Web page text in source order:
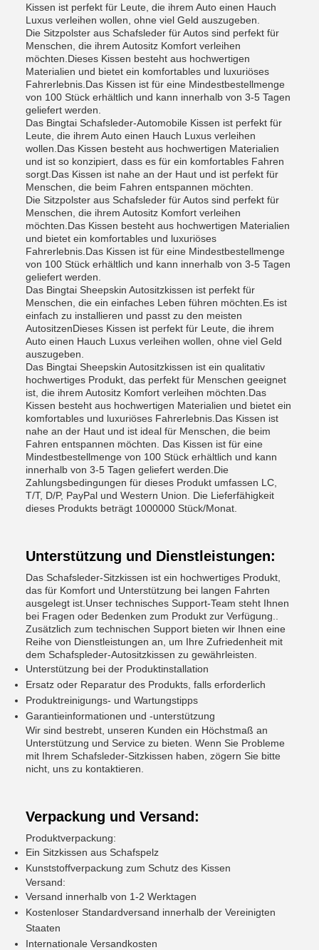
Kissen ist perfekt für Leute, die ihrem Auto einen Hauch
Luxus verleihen wollen, ohne viel Geld auszugeben.
Die Sitzpolster aus Schafsleder für Autos sind perfekt für
Menschen, die ihrem Autositz Komfort verleihen
möchten.Dieses Kissen besteht aus hochwertigen
Materialien und bietet ein komfortables und luxuriöses
Fahrerlebnis.Das Kissen ist für eine Mindestbestellmenge
von 100 Stück erhältlich und kann innerhalb von 3-5 Tagen
geliefert werden.
Das Bingtai Schafsleder-Automobile Kissen ist perfekt für
Leute, die ihrem Auto einen Hauch Luxus verleihen
wollen.Das Kissen besteht aus hochwertigen Materialien
und ist so konzipiert, dass es für ein komfortables Fahren
sorgt.Das Kissen ist nahe an der Haut und ist perfekt für
Menschen, die beim Fahren entspannen möchten.
Die Sitzpolster aus Schafsleder für Autos sind perfekt für
Menschen, die ihrem Autositz Komfort verleihen
möchten.Das Kissen besteht aus hochwertigen Materialien
und bietet ein komfortables und luxuriöses
Fahrerlebnis.Das Kissen ist für eine Mindestbestellmenge
von 100 Stück erhältlich und kann innerhalb von 3-5 Tagen
geliefert werden.
Das Bingtai Sheepskin Autositzkissen ist perfekt für
Menschen, die ein einfaches Leben führen möchten.Es ist
einfach zu installieren und passt zu den meisten
AutositzenDieses Kissen ist perfekt für Leute, die ihrem
Auto einen Hauch Luxus verleihen wollen, ohne viel Geld
auszugeben.
Das Bingtai Sheepskin Autositzkissen ist ein qualitativ
hochwertiges Produkt, das perfekt für Menschen geeignet
ist, die ihrem Autositz Komfort verleihen möchten.Das
Kissen besteht aus hochwertigen Materialien und bietet ein
komfortables und luxuriöses Fahrerlebnis.Das Kissen ist
nahe an der Haut und ist ideal für Menschen, die beim
Fahren entspannen möchten. Das Kissen ist für eine
Mindestbestellmenge von 100 Stück erhältlich und kann
innerhalb von 3-5 Tagen geliefert werden.Die
Zahlungsbedingungen für dieses Produkt umfassen LC,
T/T, D/P, PayPal und Western Union. Die Lieferfähigkeit
dieses Produkts beträgt 1000000 Stück/Monat.
Unterstützung und Dienstleistungen:
Das Schafsleder-Sitzkissen ist ein hochwertiges Produkt,
das für Komfort und Unterstützung bei langen Fahrten
ausgelegt ist.Unser technisches Support-Team steht Ihnen
bei Fragen oder Bedenken zum Produkt zur Verfügung..
Zusätzlich zum technischen Support bieten wir Ihnen eine
Reihe von Dienstleistungen an, um Ihre Zufriedenheit mit
dem Schafspleder-Autositzkissen zu gewährleisten.
Unterstützung bei der Produktinstallation
Ersatz oder Reparatur des Produkts, falls erforderlich
Produktreinigungs- und Wartungstipps
Garantieinformationen und -unterstützung
Wir sind bestrebt, unseren Kunden ein Höchstmaß an
Unterstützung und Service zu bieten. Wenn Sie Probleme
mit Ihrem Schafsleder-Sitzkissen haben, zögern Sie bitte
nicht, uns zu kontaktieren.
Verpackung und Versand:
Produktverpackung:
Ein Sitzkissen aus Schafspelz
Kunststoffverpackung zum Schutz des Kissen
Versand:
Versand innerhalb von 1-2 Werktagen
Kostenloser Standardversand innerhalb der Vereinigten
Staaten
Internationale Versandkosten